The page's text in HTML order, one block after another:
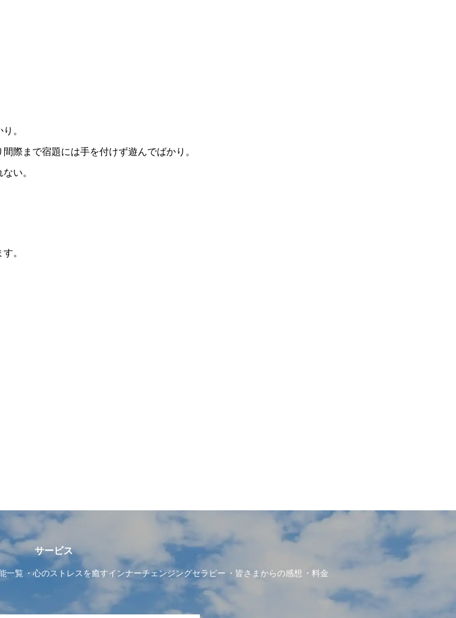
。
際まで宿題には手を付けず遊んでばかり。
い。
。
サービス
一覧 心のストレスを癒すインナーチェンジングセラピー 皆さまからの感想 料金